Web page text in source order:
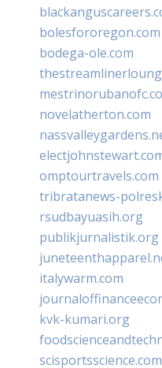
bolesfororegon.com
bodega-ole.com
novelatherton.com
omptourtravels.com
tribratanews-
rsudbayuasih.org
publikjurnalistik.org
italywarm.com
kvk-kumari.org
scisportsscience.com